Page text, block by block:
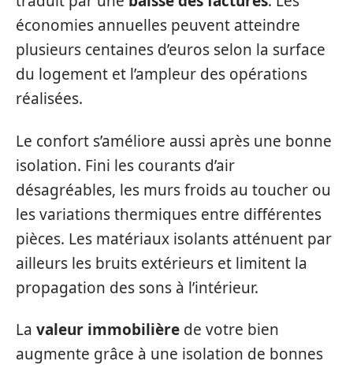
économies annuelles peuvent atteindre
plusieurs centaines d’euros selon la surface
du logement et l’ampleur des opérations
réalisées.
Le confort s’améliore aussi après une bonne
isolation. Fini les courants d’air
désagréables, les murs froids au toucher ou
les variations thermiques entre différentes
pièces. Les matériaux isolants atténuent par
ailleurs les bruits extérieurs et limitent la
propagation des sons à l’intérieur.
La valeur immobilière de votre bien
augmente grâce à une isolation de bonnes